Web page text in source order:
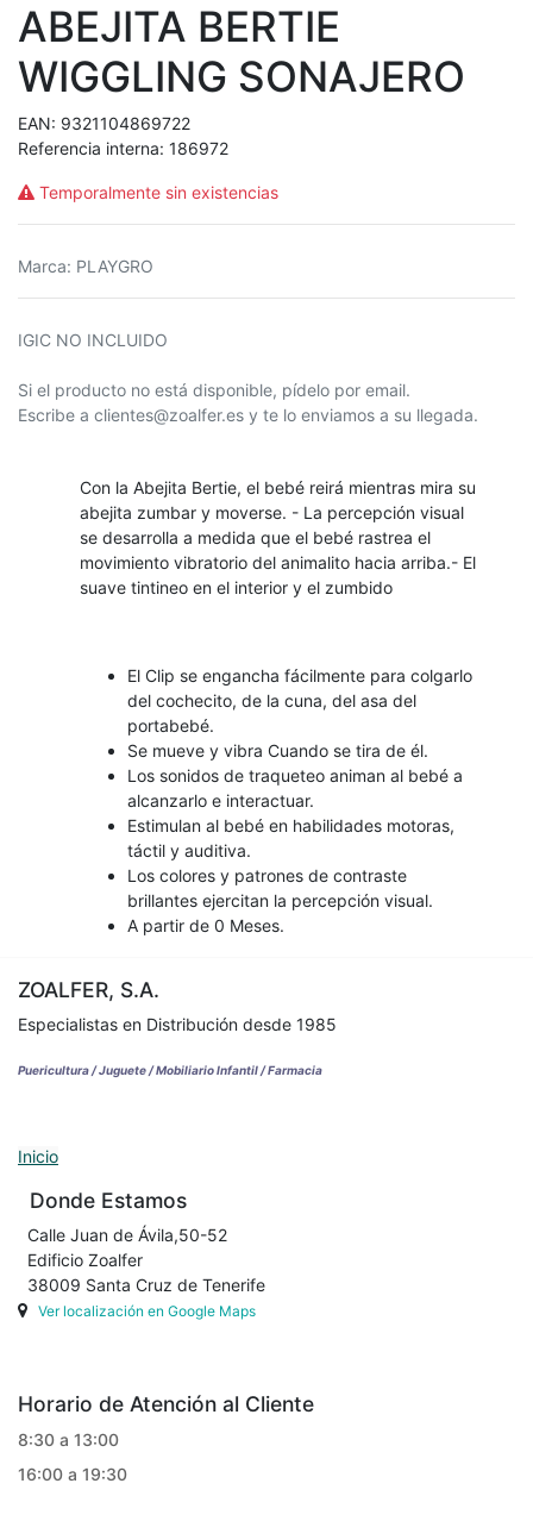
ABEJITA BERTIE
WIGGLING SONAJERO
EAN: 9321104869722
Referencia interna: 186972
Temporalmente sin existencias
Marca: PLAYGRO
IGIC NO INCLUIDO
Si el producto no está disponible, pídelo por email.
Escribe a clientes@zoalfer.es y te lo enviamos a su llegada.
Con la Abejita Bertie, el bebé reirá mientras mira su
abejita zumbar y moverse. - La percepción visual
se desarrolla a medida que el bebé rastrea el
movimiento vibratorio del animalito hacia arriba.- El
suave tintineo en el interior y el zumbido
El Clip se engancha fácilmente para colgarlo
del cochecito, de la cuna, del asa del
portabebé.
Se mueve y vibra Cuando se tira de él.
Los sonidos de traqueteo animan al bebé a
alcanzarlo e interactuar.
Estimulan al bebé en habilidades motoras,
táctil y auditiva.
Los colores y patrones de contraste
brillantes ejercitan la percepción visual.
A partir de 0 Meses.
ZOALFER, S.A.
Especialistas en Distribución desde 1985
Puericultura / Juguete / Mobiliario Infantil / Farmacia
Inicio
Donde Estamos
Calle Juan de Ávila,50-52
Edificio Zoalfer
38009 Santa Cruz de Tenerife
Ver localización en Google Maps
Horario de Atención al Cliente
8:30 a 13:00
16:00 a 19:30